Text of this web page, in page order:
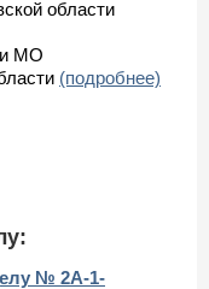
области
МО
(подробнее)
№ 2А-1-